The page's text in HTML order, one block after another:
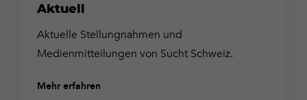
Aktuell
Aktuelle Stellungnahmen und
Medienmitteilungen von Sucht Schweiz.
Mehr erfahren